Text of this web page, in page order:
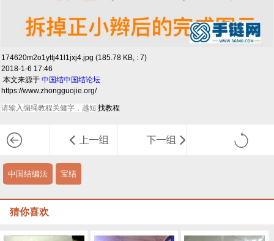
174620m2o1yttj41l1jxj4.jpg (185.78 KB, : 7)
2018-1-6 17:46
.本文来源于中国结中国结论坛
https://www.zhongguojie.org/
中国结编法 宝结
猜你喜欢